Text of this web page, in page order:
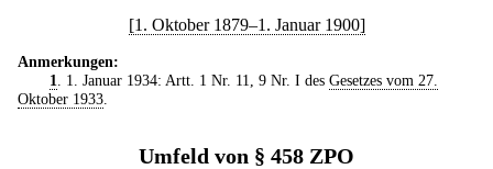
[1. Oktober 1879–1. Januar 1900]
Anmerkungen:
1
. 1. Januar 1934: Artt. 1 Nr. 11, 9 Nr. I des Gesetzes vom 27.
Oktober 1933
Umfeld von § 458 ZPO